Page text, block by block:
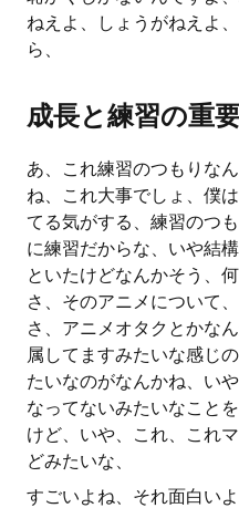
ねえよ、しょうがねえよ
ら、
成長と練習の重
あ、これ練習のつもりな
ね、これ大事でしょ、僕
てる気がする、練習のつ
に練習だからな、いや結
といたけどなんかそう、
さ、そのアニメについて
さ、アニメオタクとかな
属してますみたいな感じ
たいなのがなんかね、い
なってないみたいなこと
けど、いや、これ、これ
どみたいな、
すごいよね、それ面白い